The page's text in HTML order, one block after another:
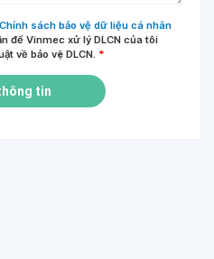
Chính sách bảo vệ dữ liệu cá nhân
để Vinmec xử lý DLCN của tôi
về bảo vệ DLCN. *
tin